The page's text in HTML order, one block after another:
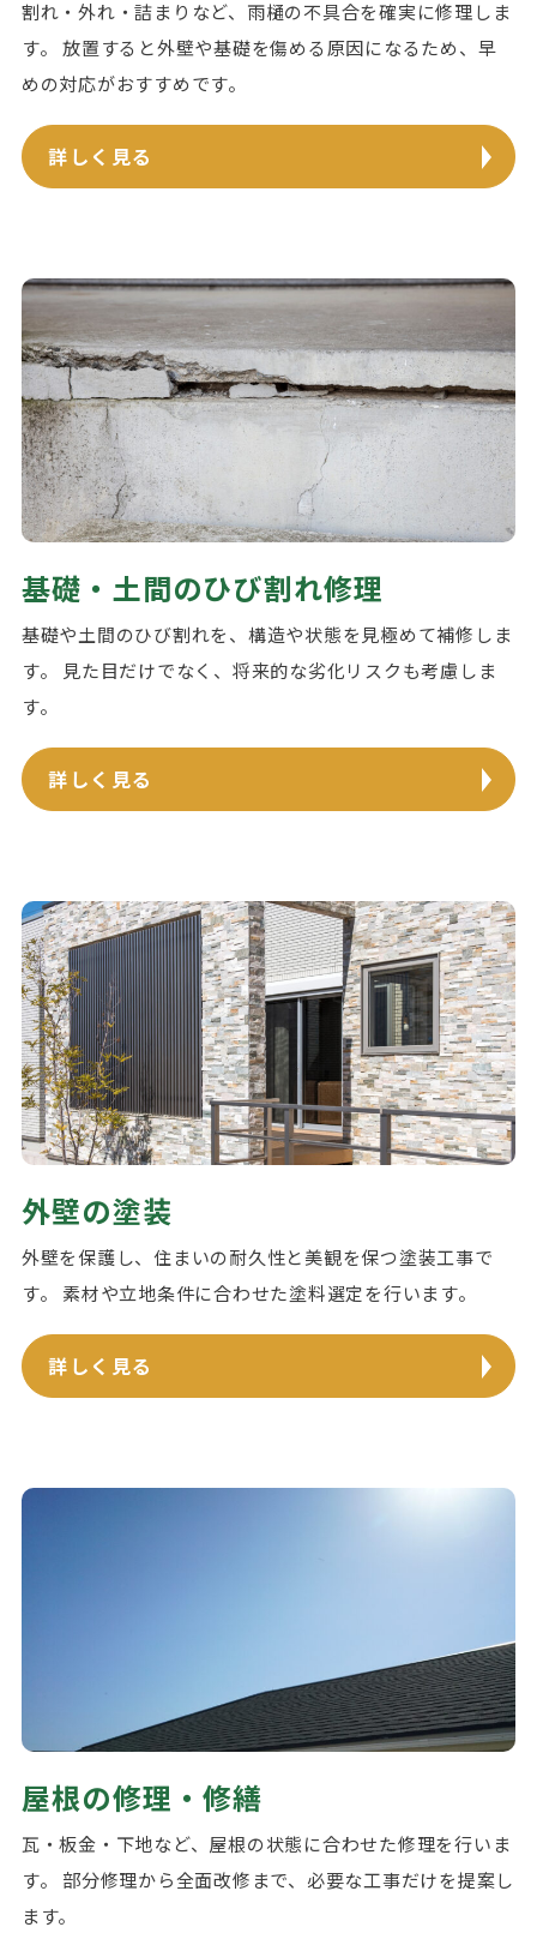
割れ・外れ・詰まりなど、雨樋の不具合を確実に修理しま
す。 放置すると外壁や基礎を傷める原因になるため、早
めの対応がおすすめです。
詳しく見る
基礎・土間のひび割れ修理
基礎や土間のひび割れを、構造や状態を見極めて補修しま
す。 見た目だけでなく、将来的な劣化リスクも考慮しま
す。
詳しく見る
外壁の塗装
外壁を保護し、住まいの耐久性と美観を保つ塗装工事で
す。 素材や立地条件に合わせた塗料選定を行います。
詳しく見る
屋根の修理・修繕
瓦・板金・下地など、屋根の状態に合わせた修理を行いま
す。 部分修理から全面改修まで、必要な工事だけを提案し
ます。